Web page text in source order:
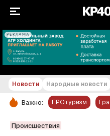
РЕКЛАМА
РУБРИКИ
Новости Народные новости
Важно: ПРОтуризм
Происшествия